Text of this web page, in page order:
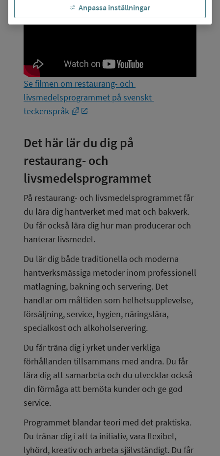
Anpassa inställningar
Se filmen om restaurang- och
livsmedelsprogrammet på svenskt
teckenspråk
Länk till annan webbplats, öppnas i
Det här lär du dig på
restaurang- och
livsmedelsprogrammet
På restaurang- och livsmedelsprogrammet får
du lära dig hantverket med mat och bakverk.
Du får också lära dig hur man producerar och
hanterar livsmedel.
Du lär dig både traditionella och moderna
hantverksmässiga metoder inom professionell
matlagning, bakning och servering. Det
handlar om måltiden som helhetsupplevelse,
försäljning, service, hygien, näringslära,
specialkost och alkoholservering.
Du får träna dig i yrket under verkliga
förhållanden tillsammans med andra. Du får
lära dig att samarbeta och du utvecklar också
din förmåga att bemöta kunder och ge god
service.
Programmet blandar teori med det praktiska.
Du tränar dig i att ta initiativ, vara flexibel,
lyhörd, kreativ och arbeta självständigt. Du får